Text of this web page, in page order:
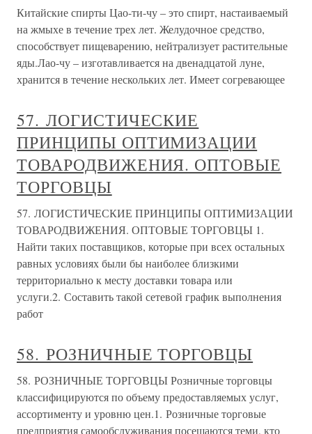
Китайские спирты Цао-ти-чу – это спирт, настаиваемый
на жмыхе в течение трех лет. Желудочное средство,
способствует пищеварению, нейтрализует растительные
яды.Лао-чу – изготавливается на двенадцатой луне,
хранится в течение нескольких лет. Имеет согревающее
57. ЛОГИСТИЧЕСКИЕ
ПРИНЦИПЫ ОПТИМИЗАЦИИ
ТОВАРОДВИЖЕНИЯ. ОПТОВЫЕ
ТОРГОВЦЫ
57. ЛОГИСТИЧЕСКИЕ ПРИНЦИПЫ ОПТИМИЗАЦИИ
ТОВАРОДВИЖЕНИЯ. ОПТОВЫЕ ТОРГОВЦЫ 1.
Найти таких поставщиков, которые при всех остальных
равных условиях были бы наиболее близкими
территориально к месту доставки товара или
услуги.2. Составить такой сетевой график выполнения
работ
58. РОЗНИЧНЫЕ ТОРГОВЦЫ
58. РОЗНИЧНЫЕ ТОРГОВЦЫ Розничные торговцы
классифицируются по объему предоставляемых услуг,
ассортименту и уровню цен.1. Розничные торговые
предприятия самообслуживания посещаются теми, кто